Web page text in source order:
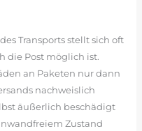
Transports stellt sich oft
die Post möglich ist.
an Paketen nur dann
nachweislich
äußerlich beschädigt
Zustand